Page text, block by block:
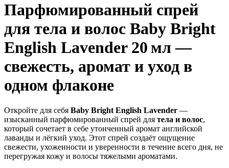
Парфюмированный спрей
для тела и волос Baby Bright
English Lavender 20 мл —
свежесть, аромат и уход в
одном флаконе
Откройте для себя Baby Bright English Lavender —
изысканный парфюмированный спрей для тела и волос,
который сочетает в себе утонченный аромат английской
лаванды и лёгкий уход. Этот спрей создаёт ощущение
свежести, ухоженности и уверенности в течение всего дня, не
перегружая кожу и волосы тяжелыми ароматами.